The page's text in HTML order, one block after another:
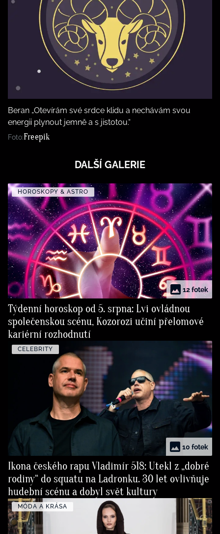
Beran „Otevírám své srdce klidu a nechávám svou
energii plynout jemně a s jistotou.“
Foto:Freepik
DALŠÍ GALERIE
HOROSKOPY & ASTRO
12 fotek
Týdenní horoskop od 5. srpna: Lvi ovládnou
společenskou scénu, Kozorozi učiní přelomové
kariérní rozhodnutí
CELEBRITY
10 fotek
Ikona českého rapu Vladimír 518: Utekl z „dobré
rodiny“ do squatu na Ladronku. 30 let ovlivňuje
hudební scénu a dobyl svět kultury
MÓDA A KRÁSA